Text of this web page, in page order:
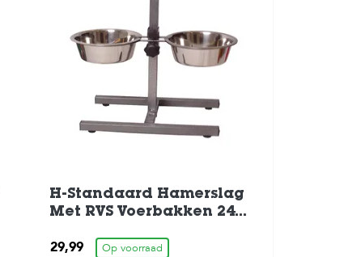
H-Standaard Hamerslag
Met RVS Voerbakken 24
29,99
Op voorraad